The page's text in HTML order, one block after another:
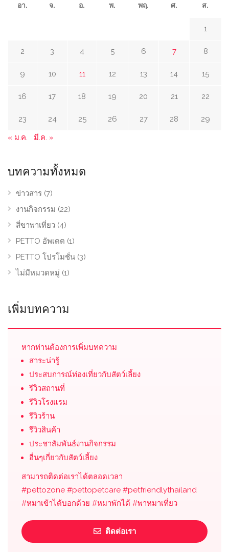
อา. จ. อ. พ. พฤ. ศ. ส.
1
2 3 4 5 6 7 8
9 10 11 12 13 14 15
16 17 18 19 20 21 22
23 24 25 26 27 28
29
« ม.ค.
มี.ค. »
บทความทั้งหมด
ข่าวสาร (7)
งานกิจกรรม (22)
สี่ขาพาเที่ยว (4)
PETTO อัพเดต (1)
PETTO โปรโมชั่น (3)
ไม่มีหมวดหมู่ (1)
เพิ่มบทความ
หากท่านต้องการเพิ่มบทความ
สาระน่ารู้
ประสบการณ์ท่องเที่ยวกับสัตว์เลี้ยง
รีวิวสถานที่
รีวิวโรงแรม
รีวิวร้าน
รีวิวสินค้า
ประชาสัมพันธ์งานกิจกรรม
อื่นๆเกี่ยวกับสัตว์เลี้ยง
สามารถติดต่อเราได้ตลอดเวลา
#pettozone #pettopetcare #petfriendlythailand
#หมาเข้าได้บอกด้วย #หมาพักได้ #พาหมาเที่ยว
ติดต่อเรา